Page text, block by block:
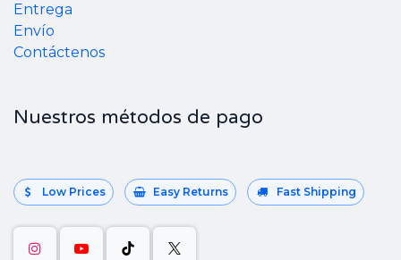
Entrega
Envío
Contáctenos
Nuestros métodos de pago
Low Prices Easy Returns Fast Shipping